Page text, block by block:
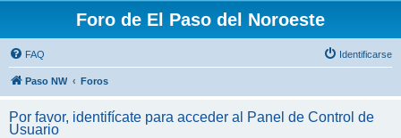
Foro de El Paso del Noroeste
FAQ Identificarse
Paso NW Foros
Por favor, identifícate para acceder al Panel de Control de
Usuario